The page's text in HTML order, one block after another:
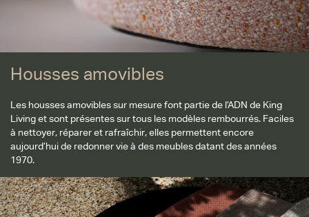
Housses amovibles
Les housses amovibles sur mesure font partie de l’ADN de King
Living et sont présentes sur tous les modèles rembourrés. Faciles
à nettoyer, réparer et rafraîchir, elles permettent encore
aujourd’hui de redonner vie à des meubles datant des années
1970.